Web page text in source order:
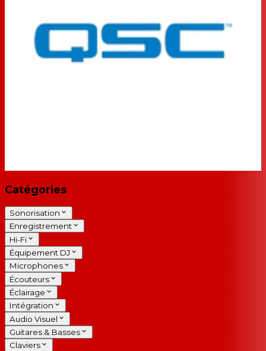
Catégories
Sonorisation
Enregistrement
Hi-Fi
Équipement DJ
Microphones
Écouteurs
Éclairage
Intégration
Audio Visuel
Guitares & Basses
Claviers